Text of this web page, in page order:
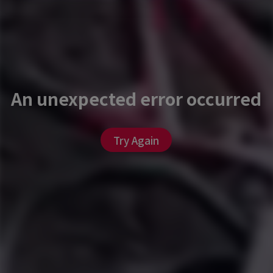
An unexpected error occurred
Try Again